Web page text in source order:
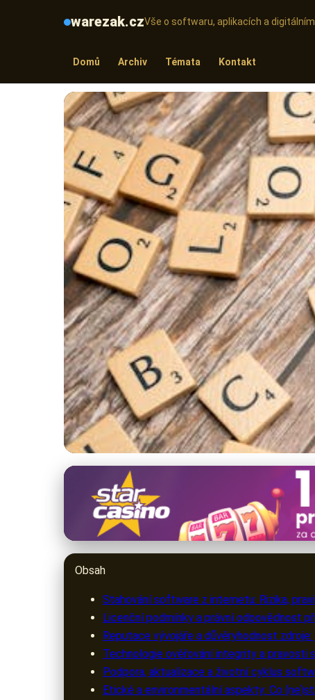
warezak.czVše o softwaru, aplikacích a
Domů Archiv Témata Kontakt
warezak.cz
Stahování
29. 3. 2026· 10 min čtení · Autor: Lenka Rosická
Obsah
Stahování software z internetu: Rizika,
Licenční podmínky a právní odpovědnost
Reputace vývojáře a důvěryhodnost
Technologie ověřování integrity a pravosti
Podpora, aktualizace a životní cyklus
Etické a environmentální aspekty: Co